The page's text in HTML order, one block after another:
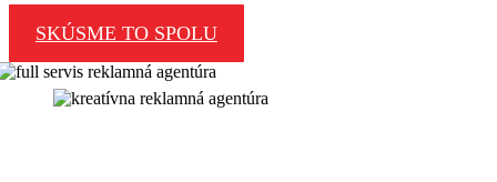
SKÚSME TO SPOLU